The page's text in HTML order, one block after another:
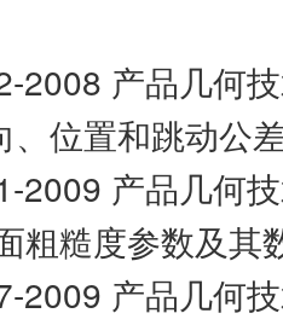
2008 产品几何
、位置和跳动公
2009 产品几何
粗糙度参数及其
2009 产品几何